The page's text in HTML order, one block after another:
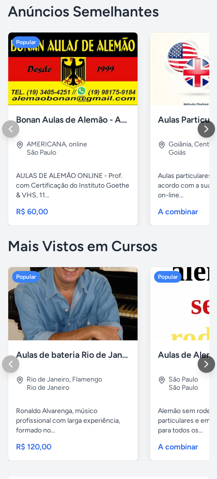
Anúncios Semelhantes
Popular
Bonan Aulas de Alemão - Aulas Online
AMERICANA,online
São Paulo
AULAS DE ALEMÃO ONLINE - Prof.
com Certificação do Instituto Goethe
& VHS, 11...
R$ 60,00
Goiânia,Centro
Goiás
Aulas particulares
acordo com a sua
on-line...
A combinar
Mais Vistos em Cursos
Popular
Aulas de bateria Rio de Janeiro
Rio de Janeiro, Flamengo
Rio de Janeiro
Ronaldo Alvarenga, músico
profissional com larga experiência,
formado no...
R$ 120,00
Popular
São Paulo
São Paulo
Alemão sem
particulares e em
para todos os...
A combinar